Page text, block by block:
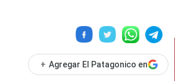
+ Agregar El Patagonico en